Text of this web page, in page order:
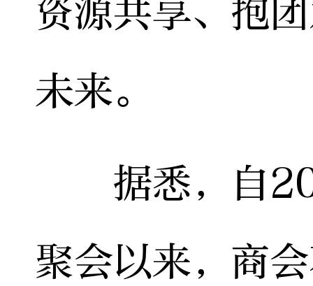
资源共享、抱
未来。
据悉，自
聚会以来，商